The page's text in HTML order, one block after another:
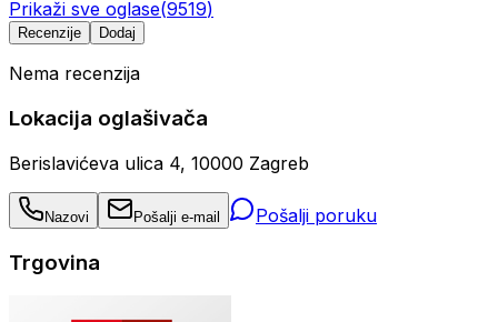
Prikaži sve oglase(9519)
Recenzije Dodaj
Nema recenzija
Lokacija oglašivača
Berislavićeva ulica 4, 10000 Zagreb
Nazovi Pošalji e-mail Pošalji poruku
Trgovina